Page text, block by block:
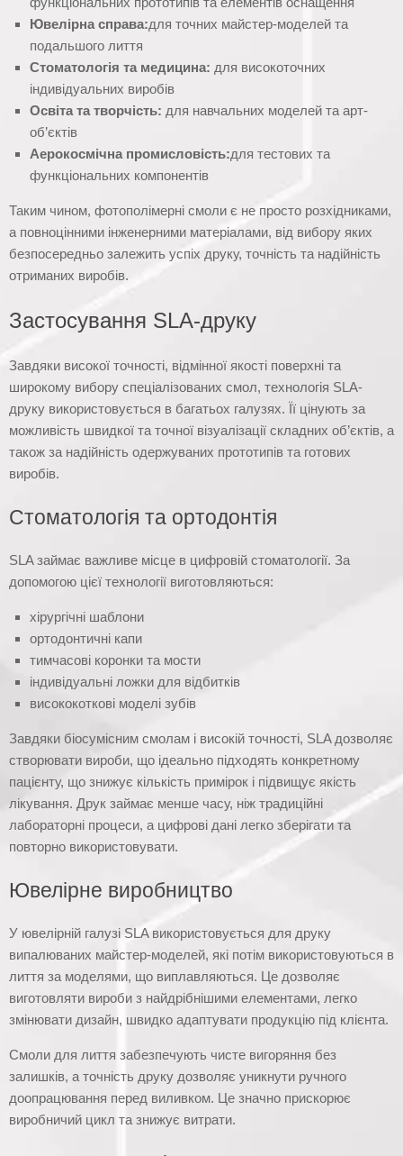
Ювелірна справа:для точних майстер-моделей та
подальшого лиття
Стоматологія та медицина: для високоточних
індивідуальних виробів
Освіта та творчість: для навчальних моделей та арт-
об’єктів
Аерокосмічна промисловість:для тестових та
функціональних компонентів
Таким чином, фотополімерні смоли є не просто розхідниками,
а повноцінними інженерними матеріалами, від вибору яких
безпосередньо залежить успіх друку, точність та надійність
отриманих виробів.
Застосування SLA-друку
Завдяки високої точності, відмінної якості поверхні та
широкому вибору спеціалізованих смол, технологія SLA-
друку використовується в багатьох галузях. Її цінують за
можливість швидкої та точної візуалізації складних об’єктів, а
також за надійність одержуваних прототипів та готових
виробів.
Стоматологія та ортодонтія
SLA займає важливе місце в цифровій стоматології. За
допомогою цієї технології виготовляються:
хірургічні шаблони
ортодонтичні капи
тимчасові коронки та мости
індивідуальні ложки для відбитків
висококоткові моделі зубів
Завдяки біосумісним смолам і високій точності, SLA дозволяє
створювати вироби, що ідеально підходять конкретному
пацієнту, що знижує кількість примірок і підвищує якість
лікування. Друк займає менше часу, ніж традиційні
лабораторні процеси, а цифрові дані легко зберігати та
повторно використовувати.
Ювелірне виробництво
У ювелірній галузі SLA використовується для друку
випалюваних майстер-моделей, які потім використовуються в
лиття за моделями, що виплавляються. Це дозволяє
виготовляти вироби з найдрібнішими елементами, легко
змінювати дизайн, швидко адаптувати продукцію під клієнта.
Смоли для лиття забезпечують чисте вигоряння без
залишків, а точність друку дозволяє уникнути ручного
доопрацювання перед виливком. Це значно прискорює
виробничий цикл та знижує витрати.